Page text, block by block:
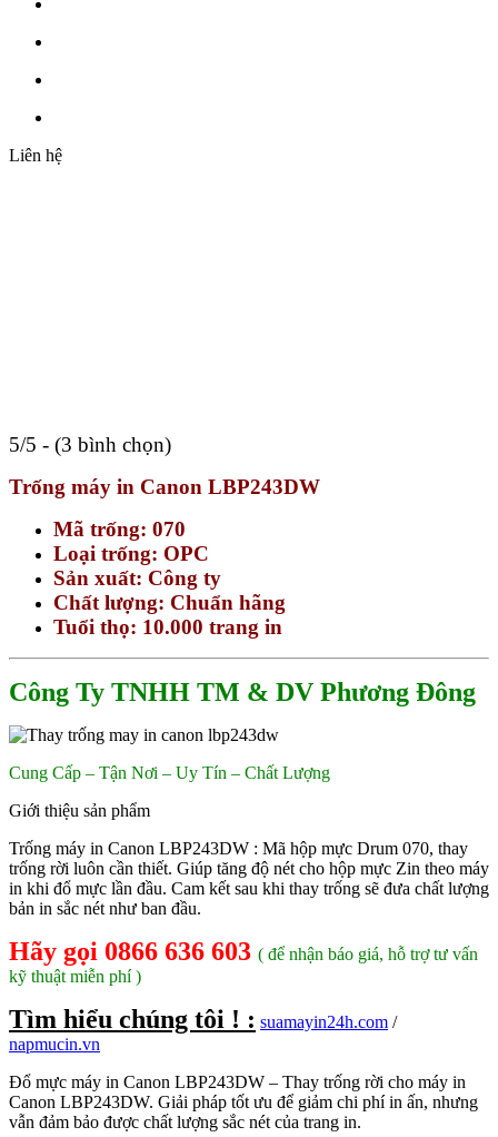
Liên hệ
5/5 - (3 bình chọn)
Trống máy in Canon LBP243DW
Mã trống: 070
Loại trống: OPC
Sản xuất: Công ty
Chất lượng: Chuẩn hãng
Tuổi thọ: 10.000 trang in
Công Ty TNHH TM & DV Phương Đông
Cung Cấp – Tận Nơi – Uy Tín – Chất Lượng
Giới thiệu sản phẩm
Trống máy in Canon LBP243DW : Mã hộp mực Drum 070, thay
trống rời luôn cần thiết. Giúp tăng độ nét cho hộp mực Zin theo máy
in khi đổ mực lần đầu. Cam kết sau khi thay trống sẽ đưa chất lượng
bản in sắc nét như ban đầu.
Hãy gọi 0866 636 603 ( để nhận báo giá, hỗ trợ tư vấn
kỹ thuật miễn phí )
Tìm hiểu chúng tôi ! : suamayin24h.com /
napmucin.vn
Đổ mực máy in Canon LBP243DW – Thay trống rời cho máy in
Canon LBP243DW. Giải pháp tốt ưu để giảm chi phí in ấn, nhưng
vẫn đảm bảo được chất lượng sắc nét của trang in.